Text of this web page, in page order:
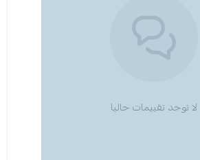
لا توجد تقييمات حاليا